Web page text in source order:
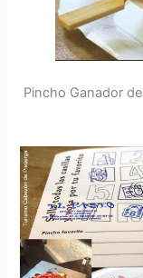
Pincho Ganador